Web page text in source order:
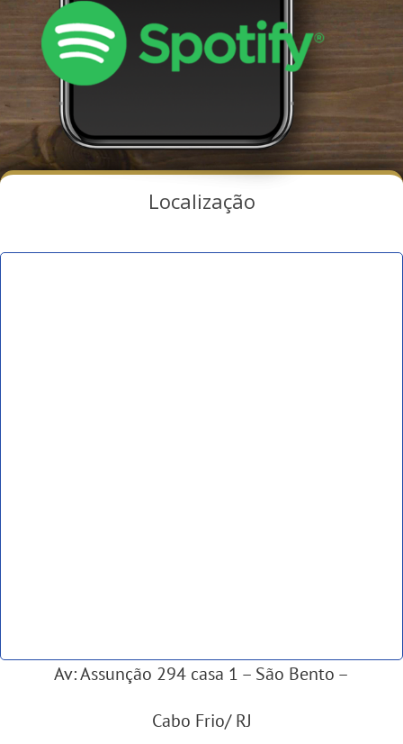
Localização
Av: Assunção 294 casa 1 – São Bento –
Cabo Frio/ RJ